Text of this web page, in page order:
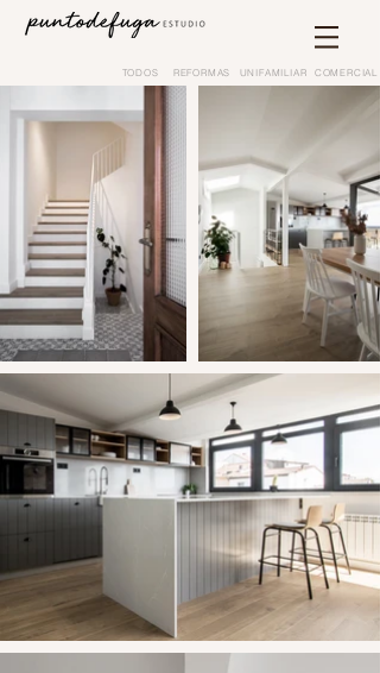
UNIFAMILIAR COMERCIAL
REFORMAS
TODOS